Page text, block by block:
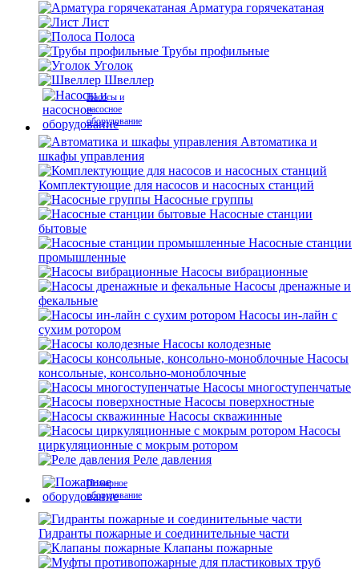
Арматура горячекатаная
Лист
Полоса
Трубы профильные
Уголок
Швеллер
Насосы и
насосное
оборудование
Автоматика и
шкафы управления
Комплектующие для насосов и насосных станций
Насосные группы
Насосные станции
бытовые
Насосные станции
промышленные
Насосы вибрационные
Насосы дренажные и
фекальные
Насосы ин-лайн с
сухим ротором
Насосы колодезные
Насосы
консольные, консольно-моноблочные
Насосы многоступенчатые
Насосы поверхностные
Насосы скважинные
Насосы
циркуляционные с мокрым ротором
Реле давления
Пожарное
оборудование
Гидранты пожарные и соединительные части
Клапаны пожарные